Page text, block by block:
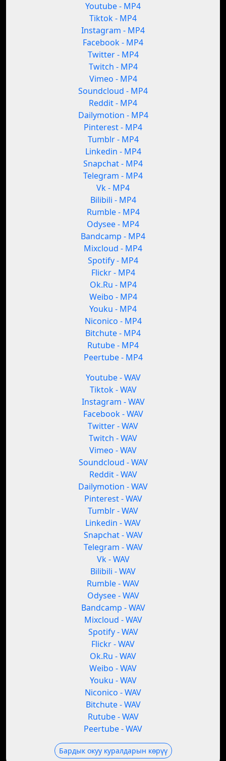
Youtube - MP4
Tiktok - MP4
Instagram - MP4
Facebook - MP4
Twitter - MP4
Twitch - MP4
Vimeo - MP4
Soundcloud - MP4
Reddit - MP4
Dailymotion - MP4
Pinterest - MP4
Tumblr - MP4
Linkedin - MP4
Snapchat - MP4
Telegram - MP4
Vk - MP4
Bilibili - MP4
Rumble - MP4
Odysee - MP4
Bandcamp - MP4
Mixcloud - MP4
Spotify - MP4
Flickr - MP4
Ok.Ru - MP4
Weibo - MP4
Youku - MP4
Niconico - MP4
Bitchute - MP4
Rutube - MP4
Peertube - MP4
Youtube - WAV
Tiktok - WAV
Instagram - WAV
Facebook - WAV
Twitter - WAV
Twitch - WAV
Vimeo - WAV
Soundcloud - WAV
Reddit - WAV
Dailymotion - WAV
Pinterest - WAV
Tumblr - WAV
Linkedin - WAV
Snapchat - WAV
Telegram - WAV
Vk - WAV
Bilibili - WAV
Rumble - WAV
Odysee - WAV
Bandcamp - WAV
Mixcloud - WAV
Spotify - WAV
Flickr - WAV
Ok.Ru - WAV
Weibo - WAV
Youku - WAV
Niconico - WAV
Bitchute - WAV
Rutube - WAV
Peertube - WAV
Бардык окуу куралдарын көрүү